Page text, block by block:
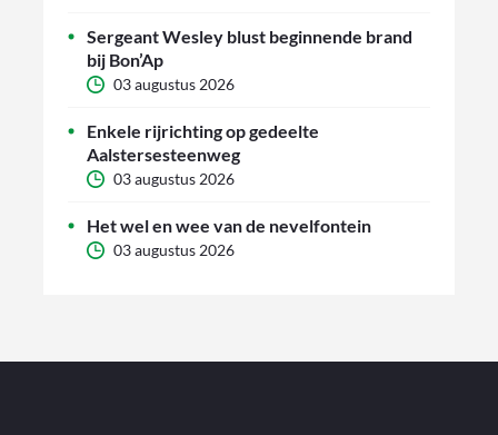
Sergeant Wesley blust beginnende brand
bij Bon’Ap
03 augustus 2026
Enkele rijrichting op gedeelte
Aalstersesteenweg
03 augustus 2026
Het wel en wee van de nevelfontein
03 augustus 2026